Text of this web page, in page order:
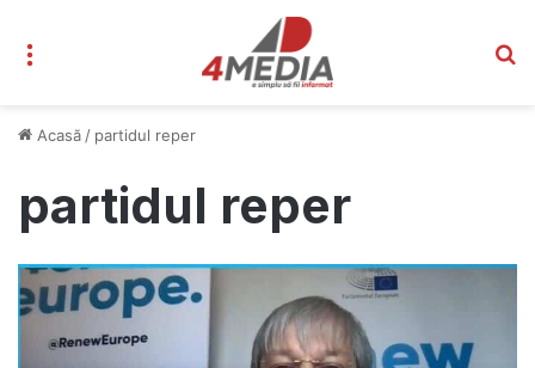
Acasă / partidul reper
partidul reper